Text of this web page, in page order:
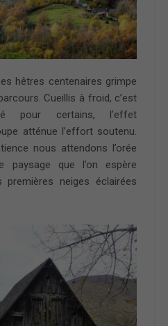
hêtres centenaires grimpe
Cueillis à froid, c’est
pour certains, l’effet
atténue l’effort soutenu.
nous attendons l’orée
paysage que l’on espère
premières neiges éclairées